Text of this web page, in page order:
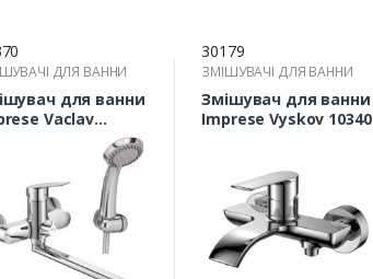
ДЛЯ ВАННИ
для ванни
Vaclav
відливом
30179
ЗМІШУВАЧІ ДЛЯ ВАННИ
Змішувач для ванни
Imprese Vyskov 10340